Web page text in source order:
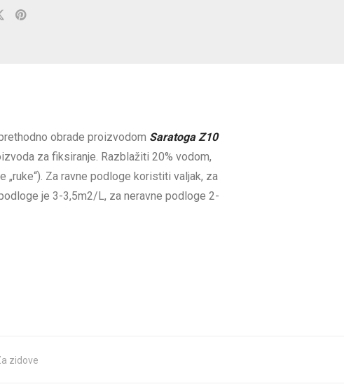
obrade proizvodom Saratoga Z10
za fiksiranje. Razblažiti 20% vodom,
Za ravne podloge koristiti valjak, za
je 3-3,5m2/L, za neravne podloge 2-
zidove